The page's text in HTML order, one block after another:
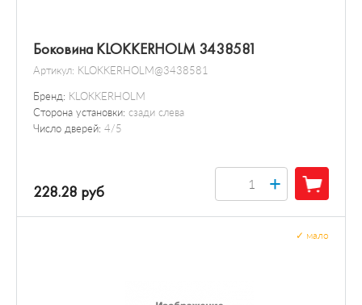
Боковина KLOKKERHOLM 3438581
Артикул: KLOKKERHOLM@3438581
Бренд: KLOKKERHOLM
Сторона установки: сзади слева
Число дверей: 4/5
228.28 руб +
мало